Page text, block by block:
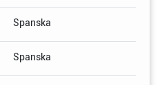
Spanska
Spanska